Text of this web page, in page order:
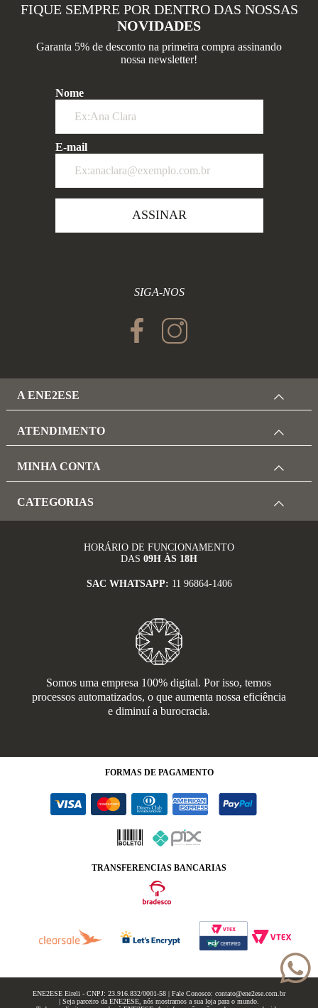
FIQUE SEMPRE POR DENTRO DAS NOSSAS
NOVIDADES
Garanta 5% de desconto na primeira compra assinando
nossa newsletter!
Nome
E-mail
ASSINAR
SIGA-NOS
A ENE2ESE
ATENDIMENTO
MINHA CONTA
CATEGORIAS
HORÁRIO DE FUNCIONAMENTO
DAS 09H ÀS 18H
SAC WHATSAPP: 11 96864-1406
Somos uma empresa 100% digital. Por isso, temos
processos automatizados, o que aumenta nossa eficiência
e diminuí a burocracia.
FORMAS DE PAGAMENTO
TRANSFERENCIAS BANCARIAS
ENE2ESE Eireli - CNPJ: 23.916.832/0001-58 | Fale Conosco: contato@ene2ese.com.br
| Seja parceiro da ENE2ESE, nós mostramos a sua loja para o mundo.